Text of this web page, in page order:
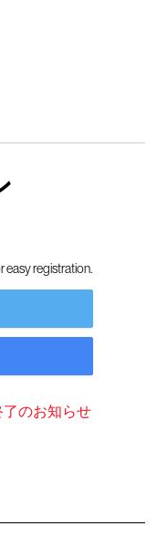
easy registration.
了のお知らせ